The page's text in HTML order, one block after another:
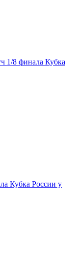
1/8 финала Кубка
Кубка России у